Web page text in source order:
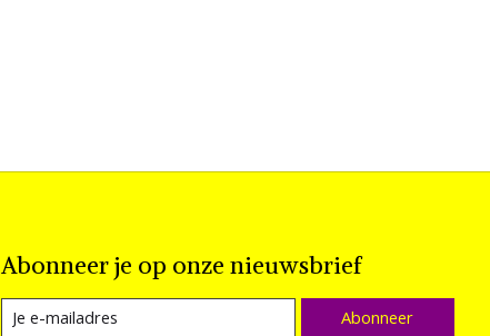
Abonneer je op onze nieuwsbrief
Abonneer